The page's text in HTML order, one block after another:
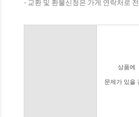
- 교환 및 환불신청은 가게 연락처로
상품에
문제가 있을